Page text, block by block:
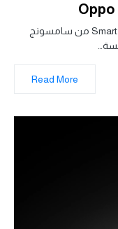
مع طرح أجهزة تعقب AirTag من أبل و SmartTag من سامسونج
Read More